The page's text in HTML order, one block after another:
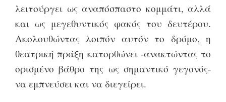
λειτούργει ως αναπόσπαστο κομμάτι, αλλά
και ως μεγεθυντικός φακός του δευτέρου.
Ακολουθώντας λοιπόν αυτόν το δρόμο, η
θεατρική πράξη κατορθώνει -ανακτώντας το
ορισμένο βάθρο της ως σημαντικό γεγονός-
να εμπνεύσει και να διεγείρει.